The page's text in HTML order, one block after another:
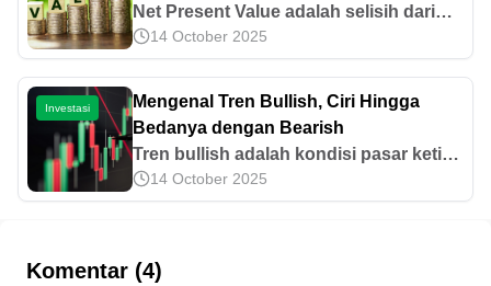
Net Present Value adalah selisih dari
arus kas saat ini dengan biaya investasi
yang dikeluarkan pada periode tertentu.
Yuk, pelajari cara menghitungnya di
sini!
14 October 2025
Investasi
Mengenal Tren Bullish, Ciri Hingga
Bedanya dengan Bearish
Tren bullish adalah kondisi pasar ketika
grafik menunjukkan pola menukik ke
atas. Ketahui ciri-ciri, cara identifikasi,
14 October 2025
Komentar (4)